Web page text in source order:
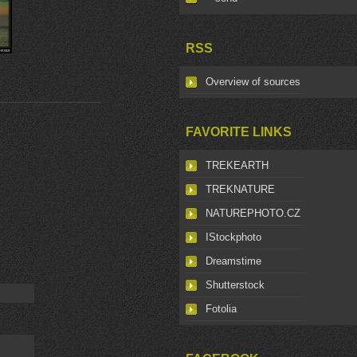
RSS
Overview of sources
FAVORITE LINKS
TREKEARTH
TREKNATURE
NATUREPHOTO.CZ
IStockphoto
Dreamstime
Shutterstock
Fotolia